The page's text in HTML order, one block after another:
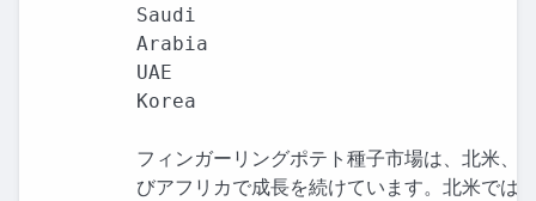
Saudi
Arabia
UAE
Korea
フィンガーリングポテト種子市場は、北米、
びアフリカで成長を続けています。北米では